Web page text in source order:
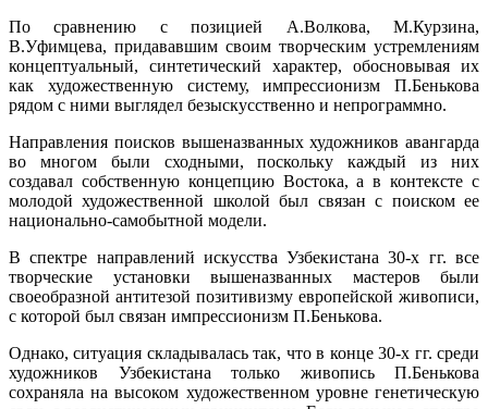
По сравнению с позицией А.Волкова, М.Курзина,
В.Уфимцева, придававшим своим творческим устремлениям
концептуальный, синтетический характер, обосновывая их
как художественную систему, импрессионизм П.Бенькова
рядом с ними выглядел безыскусственно и непрограммно.
Направления поисков вышеназванных художников авангарда
во многом были сходными, поскольку каждый из них
создавал собственную концепцию Востока, а в контексте с
молодой художественной школой был связан с поиском ее
национально-самобытной модели.
В спектре направлений искусства Узбекистана 30-х гг. все
творческие установки вышеназванных мастеров были
своеобразной антитезой позитивизму европейской живописи,
с которой был связан импрессионизм П.Бенькова.
Однако, ситуация складывалась так, что в конце 30-х гг. среди
художников Узбекистана только живопись П.Бенькова
сохраняла на высоком художественном уровне генетическую